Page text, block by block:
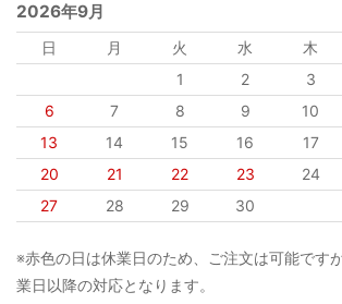
2026年9月
日 月 火 水 木
1
2 3
6
7 8 9 10
13
14 15 16 17
20
21 22 23 24
27
28 29 30
※赤色の日は休業日のため、ご注文は可能です
業日以降の対応となります。